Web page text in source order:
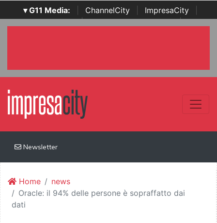
▾ G11 Media: ChannelCity ImpresaCity
SecurityOpenLab | Italian Channel Awards | Italian
Newsletter
Home
news
Oracle: il 94% delle persone è sopraffatto dai
dati